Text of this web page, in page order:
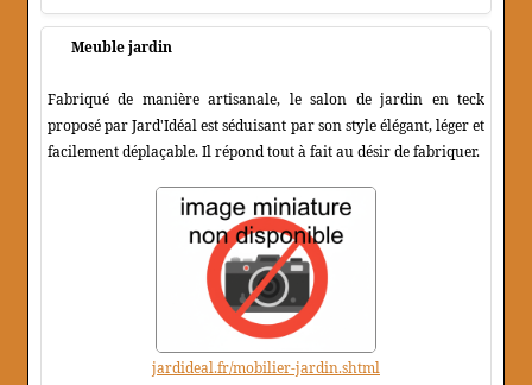
Meuble jardin
Fabriqué de manière artisanale, le salon de jardin en teck
proposé par Jard'Idéal est séduisant par son style élégant, léger et
facilement déplaçable. Il répond tout à fait au désir de fabriquer.
jardideal.fr/mobilier-jardin.shtml